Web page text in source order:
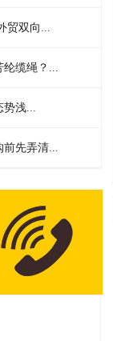
贸双向...
纶缆绳？...
势浅...
前先弄清...